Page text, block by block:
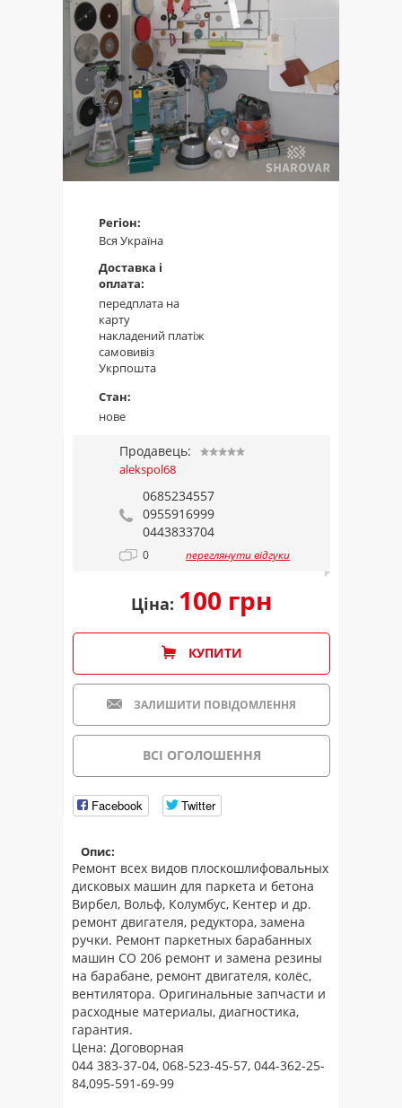
Регіон:
Вся Україна
Доставка і
оплата:
передплата на
карту
накладений платіж
самовивіз
Укрпошта
Стан:
нове
Продавець:
alekspol68
0685234557
0955916999
0443833704
0 переглянути відгуки
Ціна: 100 грн
КУПИТИ
ЗАЛИШИТИ ПОВІДОМЛЕННЯ
ВСІ ОГОЛОШЕННЯ
Facebook Twitter
Опис:
Ремонт всех видов плоскошлифовальных
дисковых машин для паркета и бетона
Вирбел, Вольф, Колумбус, Кентер и др.
ремонт двигателя, редуктора, замена
ручки. Ремонт паркетных барабанных
машин СО 206 ремонт и замена резины
на барабане, ремонт двигателя, колёс,
вентилятора. Оригинальные запчасти и
расходные материалы, диагностика,
гарантия.
Цена: Договорная
044 383-37-04, 068-523-45-57, 044-362-25-
84,095-591-69-99